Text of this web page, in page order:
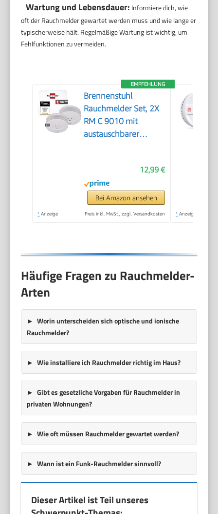
Wartung und Lebensdauer: Informiere dich, wie
oft der Rauchmelder gewartet werden muss und wie lange er
typischerweise hält. Regelmäßige Wartung ist wichtig, um
Fehlfunktionen zu vermeiden.
EMPFEHLUNG
Brennenstuhl
Rauchmelder Set, 2X
RM C 9010 mit
austauschbarer
12,99 €
Bei Amazon ansehen
* Anzeige Preis inkl. MwSt., zzgl. Versandkosten * Anzeige
Häufige Fragen zu Rauchmelder-
Arten
Worin unterscheiden sich optische und ionische
Rauchmelder?
Wie installiere ich Rauchmelder richtig im Haus?
Gibt es gesetzliche Vorgaben für Rauchmelder in
privaten Wohnungen?
Wie oft müssen Rauchmelder gewartet werden?
Wann ist ein Funk-Rauchmelder sinnvoll?
Dieser Artikel ist Teil unseres